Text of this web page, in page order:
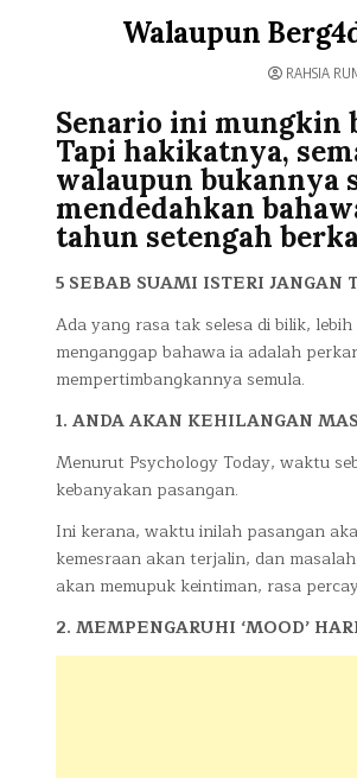
Walaupun
RAHSIA
Senario ini mungkin
Tapi hakikatnya,
walaupun bukannya
mendedahkan
tahun setengah
5 SEBAB SUAMI ISTERI JANGAN
Ada yang rasa tak selesa di bilik,
menganggap bahawa ia adalah
mempertimbangkannya semula.
1. ANDA AKAN KEHILANGAN
Menurut Psychology Today, waktu
kebanyakan pasangan.
Ini kerana, waktu inilah pasangan
kemesraan akan terjalin, dan
akan memupuk keintiman, rasa
2. MEMPENGARUHI ‘MOOD’